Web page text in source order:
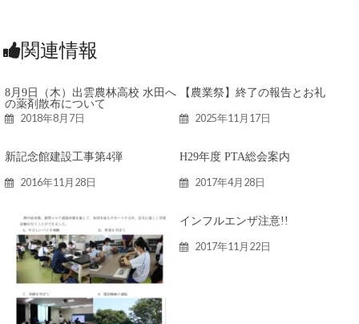
関連情報
8月9日（木）出雲農林高校 水田へ
の薬剤散布について
2018年8月7日
【農業祭】終了の報告とお礼
2025年11月17日
新記念館建設工事第4弾
2016年11月28日
H29年度 PTA総会案内
2017年4月28日
インフルエンザ注意!!
2017年11月22日